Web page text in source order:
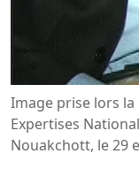
Image prise lors
Expertises
Nouakchott, le 29